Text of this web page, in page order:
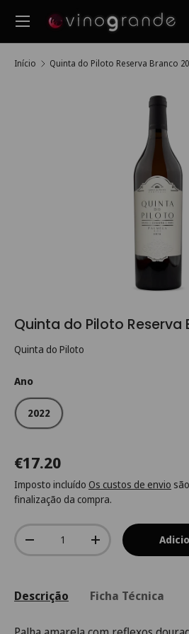
Ir para o conteúdo
Pesquisar
Menu
Início Quinta do Piloto Reserva Branco
Quinta do Piloto Reserva
Quinta do Piloto
Ano
2022
€17.20
Imposto incluído Os custos de envio
finalização da compra.
Qtd.
-
+
Descrição Ficha Técnica